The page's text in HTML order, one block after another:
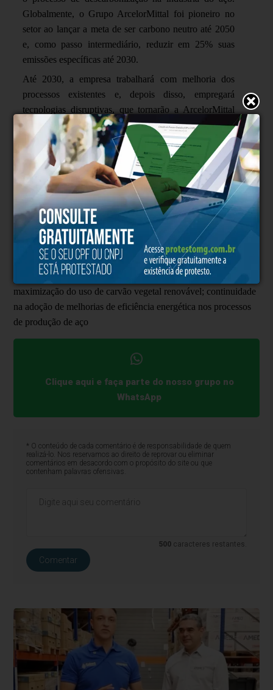
Globalmente, o Grupo ArcelorMittal foi pioneiro no
setor ao lançar a meta de ser carbono neutro até 2050
e, como passo intermediário, reduzir em 25% suas
emissões específicas até 2030.
Até 2030, a empresa trabalhará com melhoria dos
processos existentes e, depois disso, empregará
tecnologias disruptivas, que tornarão a ArcelorMittal
carbono neutra até 2050. O Grupo estuda alternativas
tecnológicas para utilizar os gases de processo que
contém CO₂, como, por exemplo, produzindo etanol
para consumo e uso na indústria química, além de
outras técnicas de
captura de carbono.
No Brasil, a ArcelorMittal atua prioritariamente em quatro
frentes: otimização da matriz metálica com aprimoramento do
uso de sucata como matéria-prima; troca de combustível com a
substituição parcial do carvão mineral por gás natural;
maximização do uso de carvão vegetal renovável; continuidade
na adoção de melhorias de eficiência energética nos processos
de produção de aço
Clique aqui e faça parte do nosso grupo no
WhatsApp
* O conteúdo de cada comentário é de responsabilidade de quem
realizá-lo. Nos reservamos ao direito de reprovar ou eliminar
comentários em desacordo com o propósito do site ou que
contenham palavras ofensivas.
500 caracteres restantes.
Comentar